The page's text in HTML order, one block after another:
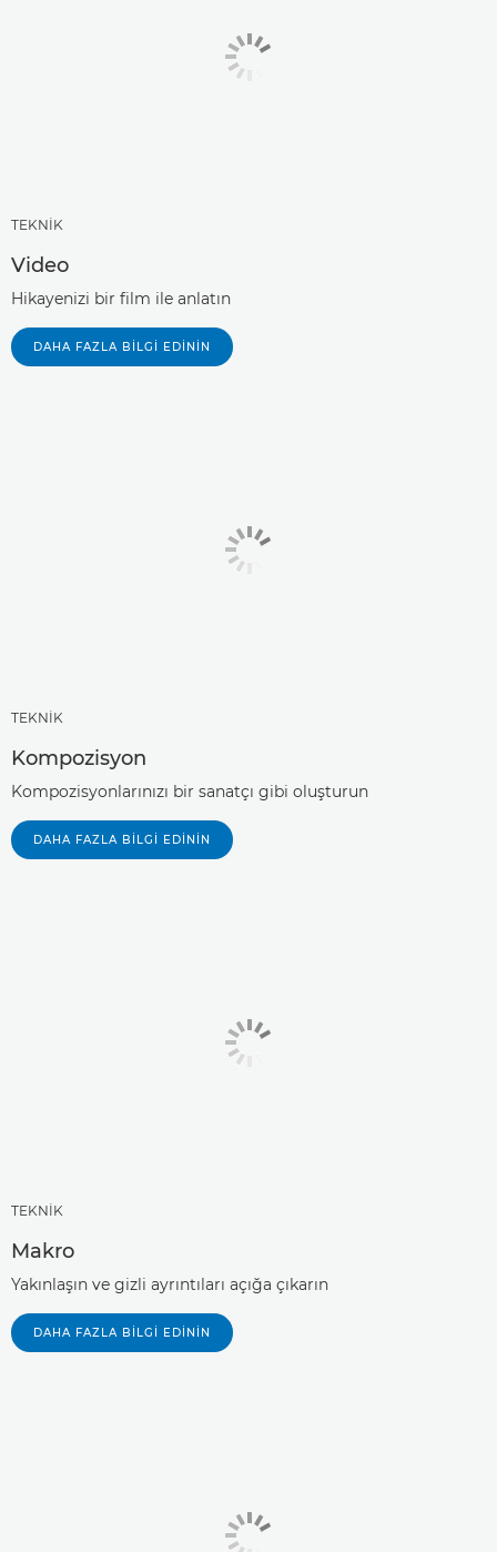
TEKNİK
Video
Hikayenizi bir film ile anlatın
DAHA FAZLA BILGI EDININ
TEKNİK
Kompozisyon
Kompozisyonlarınızı bir sanatçı gibi oluşturun
DAHA FAZLA BILGI EDININ
TEKNİK
Makro
Yakınlaşın ve gizli ayrıntıları açığa çıkarın
DAHA FAZLA BILGI EDININ